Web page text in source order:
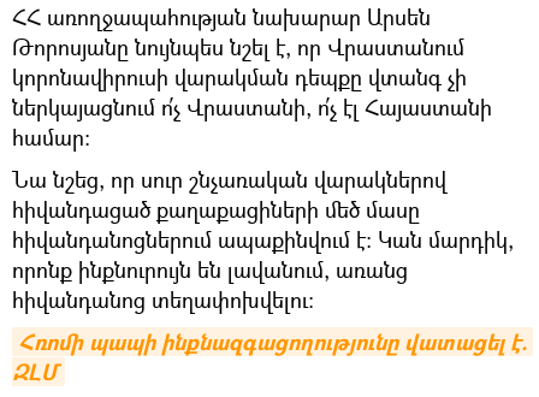
ՀՀ առողջապահության նախարար Արսեն
Թորոսյանը նույնպես նշել է, որ Վրաստանում
կորոնավիրուսի վարակման դեպքը վտանգ չի
ներկայացնում ո՛չ Վրաստանի, ո՛չ էլ Հայաստանի
համար։
Նա նշեց, որ սուր շնչառական վարակներով
հիվանդացած քաղաքացիների մեծ մասը
հիվանդանոցներում ապաքինվում է։ Կան մարդիկ,
որոնք ինքնուրույն են լավանում, առանց
հիվանդանոց տեղափոխվելու։
Հռոմի պապի ինքնազգացողությունը վատացել է.
ԶԼՄ